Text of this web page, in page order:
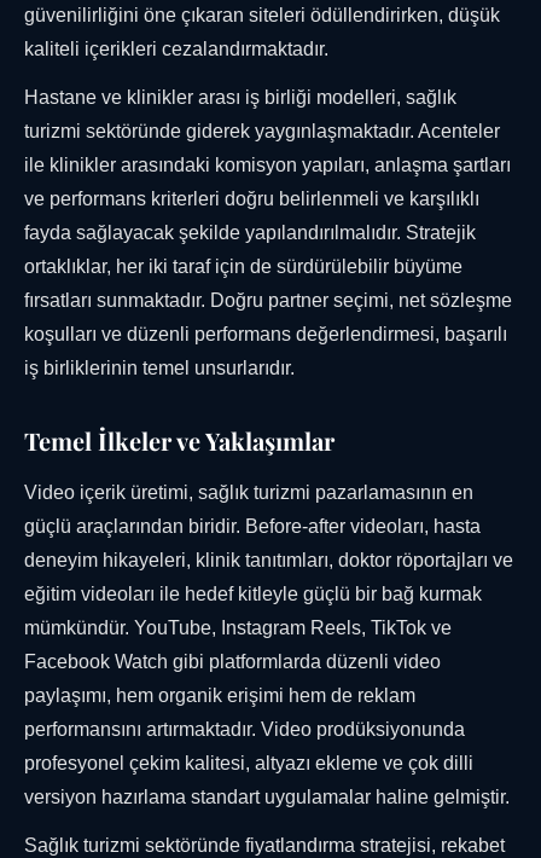
güvenilirliğini öne çıkaran siteleri ödüllendirirken, düşük
kaliteli içerikleri cezalandırmaktadır.
Hastane ve klinikler arası iş birliği modelleri, sağlık
turizmi sektöründe giderek yaygınlaşmaktadır. Acenteler
ile klinikler arasındaki komisyon yapıları, anlaşma şartları
ve performans kriterleri doğru belirlenmeli ve karşılıklı
fayda sağlayacak şekilde yapılandırılmalıdır. Stratejik
ortaklıklar, her iki taraf için de sürdürülebilir büyüme
fırsatları sunmaktadır. Doğru partner seçimi, net sözleşme
koşulları ve düzenli performans değerlendirmesi, başarılı
iş birliklerinin temel unsurlarıdır.
Temel İlkeler ve Yaklaşımlar
Video içerik üretimi, sağlık turizmi pazarlamasının en
güçlü araçlarından biridir. Before-after videoları, hasta
deneyim hikayeleri, klinik tanıtımları, doktor röportajları ve
eğitim videoları ile hedef kitleyle güçlü bir bağ kurmak
mümkündür. YouTube, Instagram Reels, TikTok ve
Facebook Watch gibi platformlarda düzenli video
paylaşımı, hem organik erişimi hem de reklam
performansını artırmaktadır. Video prodüksiyonunda
profesyonel çekim kalitesi, altyazı ekleme ve çok dilli
versiyon hazırlama standart uygulamalar haline gelmiştir.
Sağlık turizmi sektöründe fiyatlandırma stratejisi, rekabet